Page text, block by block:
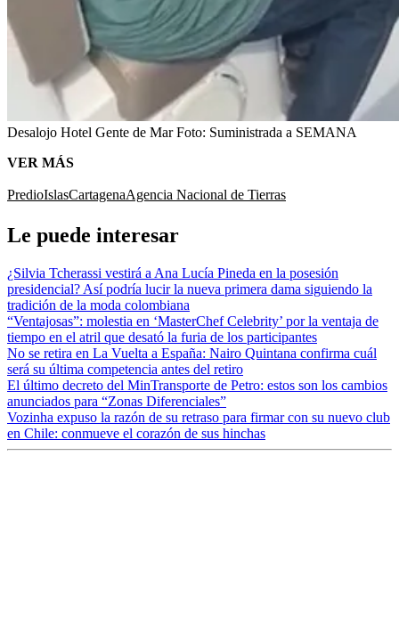
Desalojo Hotel Gente de MarFoto: Suministrada a SEMANA
VER MÁS
PredioIslasCartagenaAgencia Nacional de Tierras
Le puede interesar
¿Silvia Tcherassi vestirá a Ana Lucía Pineda en la posesión
presidencial? Así podría lucir la nueva primera dama siguiendo la
tradición de la moda colombiana
“Ventajosas”: molestia en ‘MasterChef Celebrity’ por la ventaja de
tiempo en el atril que desató la furia de los participantes
No se retira en La Vuelta a España: Nairo Quintana confirma cuál
será su última competencia antes del retiro
El último decreto del MinTransporte de Petro: estos son los cambios
anunciados para “Zonas Diferenciales”
Vozinha expuso la razón de su retraso para firmar con su nuevo club
en Chile: conmueve el corazón de sus hinchas